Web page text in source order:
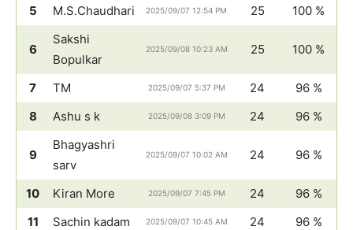
5
M.S.Chaudhari 2025/09/07 12:54 PM 25 100 %
6
Sakshi
Bopulkar
2025/09/08 10:23 AM 25 100 %
7 TM 2025/09/07 5:37 PM 24
96 %
8
Ashu s k 2025/09/08 3:09 PM 24 96 %
9
Bhagyashri
sarv
2025/09/07 10:02 AM 24 96 %
10 Kiran More 2025/09/07 7:45 PM 24
96 %
11
Sachin kadam 2025/09/07 10:45 AM 24
96 %